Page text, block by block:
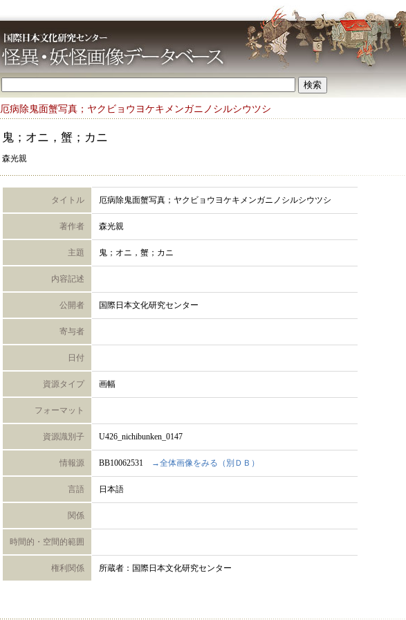
厄病除鬼面蟹写真；ヤクビョウヨケキメンガニノシルシウツシ
鬼；オニ，蟹；カニ
森光親
タイトル 厄病除鬼面蟹写真；ヤクビョウヨケキメンガニノシルシウツシ
著作者 森光親
主題 鬼；オニ，蟹；カニ
内容記述
公開者 国際日本文化研究センター
寄与者
日付
資源タイプ 画幅
フォーマット
資源識別子 U426_nichibunken_0147
情報源 BB10062531 →全体画像をみる（別ＤＢ）
言語 日本語
関係
時間的・空間的範囲
権利関係 所蔵者：国際日本文化研究センター